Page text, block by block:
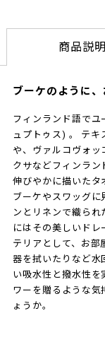
商品説明
ブーケのように
フィンランド語でユ
ュプトゥス) 。 テキ
や、ヴァルコヴォッ
クサなどフィンラン
伸びやかに描いたタ
ブーケやスワッグに
ンとリネンで織ら
にはその美しいドレ
テリアとして、お部
器を拭いたりなど水
い吸水性と撥水性を
ワーを贈るような気
ょうか。